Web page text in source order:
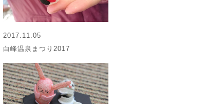
2017.11.05
白峰温泉まつり2017